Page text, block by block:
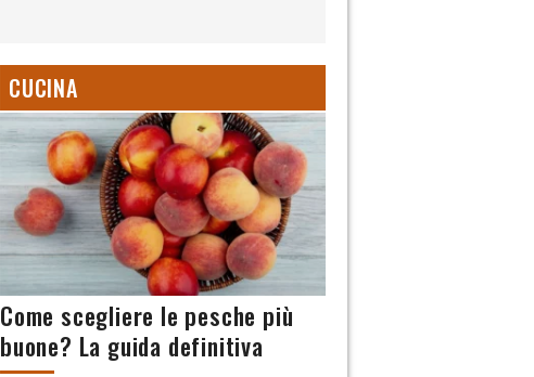
CUCINA
Come scegliere le pesche più
buone? La guida definitiva